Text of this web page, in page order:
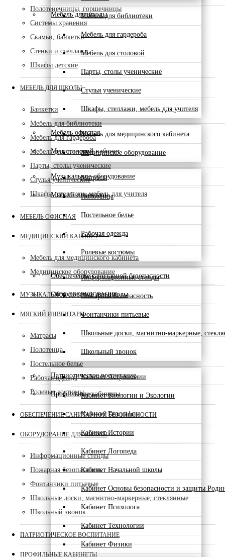
Мебель для школыМебель для библиотеки
Мебель для гардероба
Мебель для столовой
Парты, столы ученические
Стулья ученические
Шкафы, стеллажи, мебель для учителя
Мебель офисная
Медицинский кабинет
Мебель для медицинского кабинета
Медицинское оборудование
Музыкальное оборудование
Мягкий инвентарь
Матрасы
Полотенца
Постельное белье
Рабочая одежда
Ролевые костюмы
Обеспечение санитарной безопасности
Оборудование для школы
Информационные стенды
Пожарная безопасность
Фонтанчики питьевые
Школьные доски, магнитно-маркерные,
Школьный звонок
Патриотическое воспитание
Профильные кабинеты
Кабинет Астрономии
Кабинет Биологии и Экологии
Кабинет Географии
Кабинет Истории
Кабинет Логопеда
Кабинет Начальной школы
Кабинет Основы безопасности и защиты
Кабинет Психолога
Кабинет Технологии
Кабинет Физики
Полотенечницы, горшечницы
Системы хранения
Скамьи, банкетки
Стенки и стеллажи
Шкафы детские
МЕБЕЛЬ ДЛЯ ШКОЛЫ
Банкетки
Мебель для библиотеки
Мебель для гардероба
Мебель для столовой
Парты, столы ученические
Стулья ученические
Шкафы, стеллажи, мебель для учителя
МЕБЕЛЬ ОФИСНАЯ
МЕДИЦИНСКИЙ КАБИНЕТ
Мебель для медицинского кабинета
Медицинское оборудование
МУЗЫКАЛЬНОЕ ОБОРУДОВАНИЕ
МЯГКИЙ ИНВЕНТАРЬ
Матрасы
Полотенца
Постельное белье
Рабочая одежда
Ролевые костюмы
ОБЕСПЕЧЕНИЕ САНИТАРНОЙ БЕЗОПАСНОСТИ
ОБОРУДОВАНИЕ ДЛЯ ШКОЛЫ
Информационные стенды
Пожарная безопасность
Фонтанчики питьевые
Школьные доски, магнитно-маркерные, стеклянные
Школьный звонок
ПАТРИОТИЧЕСКОЕ ВОСПИТАНИЕ
ПРОФИЛЬНЫЕ КАБИНЕТЫ